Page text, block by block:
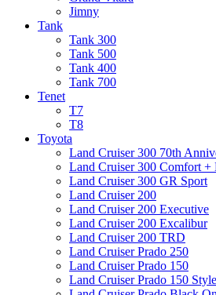
Jimny
Tank
Tank 300
Tank 500
Tank 400
Tank 700
Tenet
T7
T8
Toyota
Land Cruiser 300 70th
Land Cruiser 300 Comfort +
Land Cruiser 300 GR Sport
Land Cruiser 200
Land Cruiser 200 Executive
Land Cruiser 200 Excalibur
Land Cruiser 200 TRD
Land Cruiser Prado 250
Land Cruiser Prado 150
Land Cruiser Prado 150 Style